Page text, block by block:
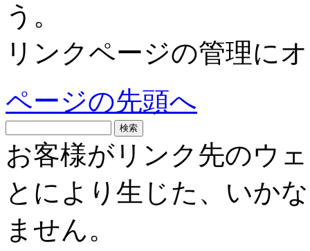
う。
リンクページの管理に
ページの先頭へ
お客様がリンク先のウ
とにより生じた、いか
ません。